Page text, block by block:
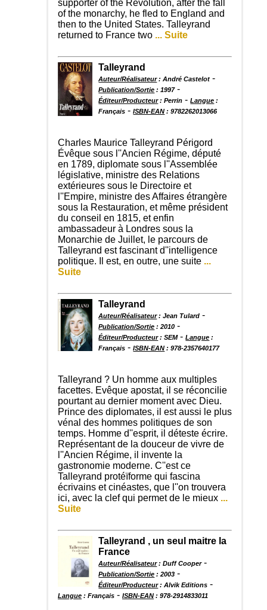
supporter of the Revolution, after the fall
of the monarchy, he fled to England and
then to the United States. Talleyrand
returned to France two ... Suite
Talleyrand
Auteur/Réalisateur: André Castelot -
Publication/Sortie : 1997-
Éditeur/Producteur: Perrin -Langue :
Français -ISBN-EAN : 9782262013066
Charles Maurice Talleyrand Périgord
Évêque sous l''Ancien Régime, député
en 1789, diplomate sous l''Assemblée
législative, ministre des Relations
extérieures sous le Directoire et
l''Empire, ministre des Affaires étrangère
sous la Restauration, et même président
du conseil en 1815, et enfin
ambassadeur à Londres sous la
Monarchie de Juillet, le parcours de
Talleyrand est fascinant d''intelligence
politique. Il est, en outre, une suite ...
Suite
Talleyrand
Auteur/Réalisateur: Jean Tulard -
Publication/Sortie : 2010 -
Éditeur/Producteur: SEM-Langue :
Français -ISBN-EAN : 978-2357640177
Talleyrand ? Un homme aux multiples
facettes. Evêque apostat, il se réconcilie
pourtant au dernier moment avec Dieu.
Prince des diplomates, il est aussi le plus
vénal des hommes politiques de son
temps. Homme d''esprit, il déteste écrire.
Représentant de la douceur de vivre de
l''Ancien Régime, il invente la
gastronomie moderne. C''est ce
Talleyrand protéïforme qui fascina
écrivains et cinéastes, que l''on trouvera
ici, avec la clef qui permet de le mieux ...
Suite
Talleyrand , un seul maitre la
France
Auteur/Réalisateur: Duff Cooper-
Publication/Sortie : 2003 -
Éditeur/Producteur: Alvik Editions -
Langue : Français - ISBN-EAN : 978-2914833011